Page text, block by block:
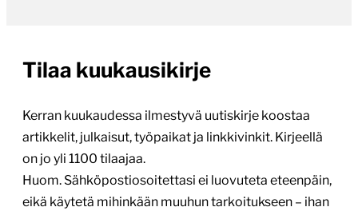
Tilaa kuukausikirje
Kerran kuukaudessa ilmestyvä uutiskirje koostaa
artikkelit, julkaisut, työpaikat ja linkkivinkit. Kirjeellä
on jo yli 1100 tilaajaa.
Huom. Sähköpostiosoitettasi ei luovuteta eteenpäin,
eikä käytetä mihinkään muuhun tarkoitukseen – ihan